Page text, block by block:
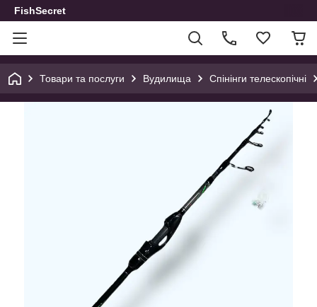
FishSecret
Товари та послуги Вудилища Спінінги телескопічні